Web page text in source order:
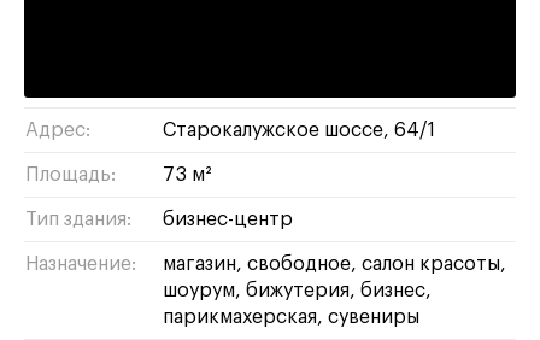
Адрес: Старокалужское шоссе, 64/1
Площадь: 73 м²
Тип здания: бизнес-центр
Назначение: магазин свободное салон красоты
шоурум бижутерия бизнес
парикмахерская сувениры